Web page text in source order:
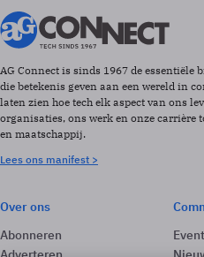
AG Connect is sinds 1967 de essentiële
die betekenis geven aan een wereld in
laten zien hoe tech elk aspect van ons
organisaties, ons werk en onze carrière
en maatschappij.
Lees ons manifest >
Over ons
Abonneren